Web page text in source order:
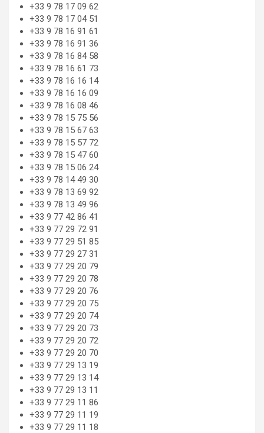
+33 9 78 17 09 62
+33 9 78 17 04 51
+33 9 78 16 91 61
+33 9 78 16 91 36
+33 9 78 16 84 58
+33 9 78 16 61 73
+33 9 78 16 16 14
+33 9 78 16 16 09
+33 9 78 16 08 46
+33 9 78 15 75 56
+33 9 78 15 67 63
+33 9 78 15 57 72
+33 9 78 15 47 60
+33 9 78 15 06 24
+33 9 78 14 49 30
+33 9 78 13 69 92
+33 9 78 13 49 96
+33 9 77 42 86 41
+33 9 77 29 72 91
+33 9 77 29 51 85
+33 9 77 29 27 31
+33 9 77 29 20 79
+33 9 77 29 20 78
+33 9 77 29 20 76
+33 9 77 29 20 75
+33 9 77 29 20 74
+33 9 77 29 20 73
+33 9 77 29 20 72
+33 9 77 29 20 70
+33 9 77 29 13 19
+33 9 77 29 13 14
+33 9 77 29 13 11
+33 9 77 29 11 86
+33 9 77 29 11 19
+33 9 77 29 11 18